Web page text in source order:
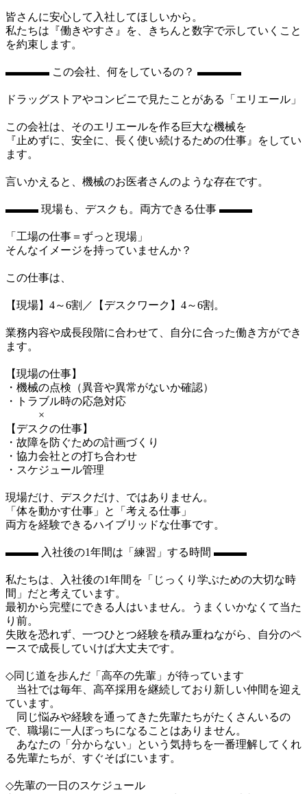
皆さんに安心して入社してほしいから。
私たちは『働きやすさ』を、きちんと数字で示していくこと
を約束します。
▬▬▬▬ この会社、何をしているの？ ▬▬▬▬
ドラッグストアやコンビニで見たことがある「エリエール」
この会社は、そのエリエールを作る巨大な機械を
『止めずに、安全に、長く使い続けるための仕事』をしてい
ます。
言いかえると、機械のお医者さんのような存在です。
▬▬▬ 現場も、デスクも。両方できる仕事 ▬▬▬
「工場の仕事＝ずっと現場」
そんなイメージを持っていませんか？
この仕事は、
【現場】4～6割／【デスクワーク】4～6割。
業務内容や成長段階に合わせて、自分に合った働き方ができ
ます。
【現場の仕事】
・機械の点検（異音や異常がないか確認）
・トラブル時の応急対応
×
【デスクの仕事】
・故障を防ぐための計画づくり
・協力会社との打ち合わせ
・スケジュール管理
現場だけ、デスクだけ、ではありません。
「体を動かす仕事」と「考える仕事」
両方を経験できるハイブリッドな仕事です。
▬▬▬ 入社後の1年間は「練習」する時間 ▬▬▬
私たちは、入社後の1年間を「じっくり学ぶための大切な時
間」だと考えています。
最初から完璧にできる人はいません。うまくいかなくて当た
り前。
失敗を恐れず、一つひとつ経験を積み重ねながら、自分のペ
ースで成長していけば大丈夫です。
◇同じ道を歩んだ「高卒の先輩」が待っています
当社では毎年、高卒採用を継続しており新しい仲間を迎え
ています。
同じ悩みや経験を通ってきた先輩たちがたくさんいるの
で、職場に一人ぼっちになることはありません。
あなたの「分からない」という気持ちを一番理解してくれ
る先輩たちが、すぐそばにいます。
◇先輩の一日のスケジュール